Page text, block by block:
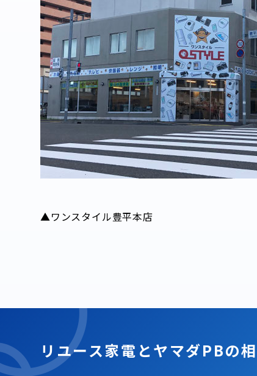
▲ワンスタイル豊平本店
リユース家電とヤマダPBの